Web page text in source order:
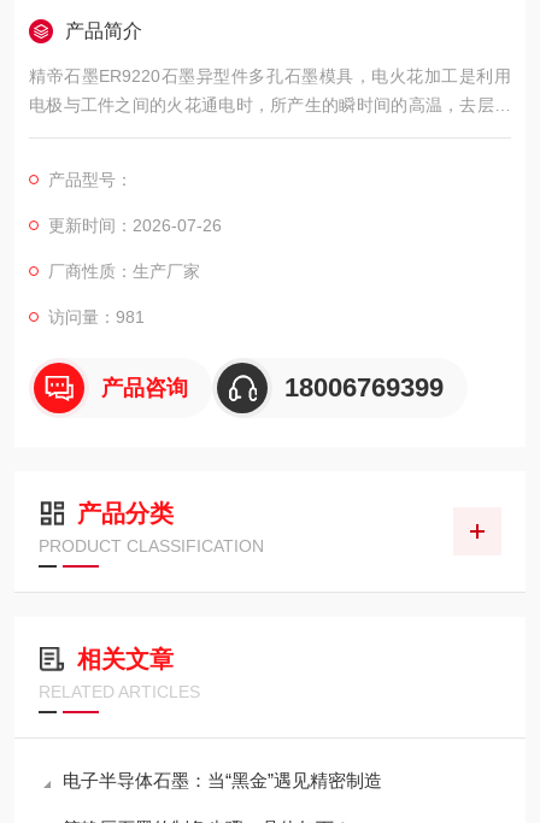
产品简介
精帝石墨ER9220石墨异型件多孔石墨模具，电火花加工是利用
电极与工件之间的火花通电时，所产生的瞬时间的高温，去层层
蚀除工件表面上材料的原理。电火花加工适用于高硬度导电工件
产品型号：
更新时间：2026-07-26
厂商性质：生产厂家
访问量：981
产品咨询 18006769399
产品分类
PRODUCT CLASSIFICATION
相关文章
RELATED ARTICLES
电子半导体石墨：当“黑金”遇见精密制造